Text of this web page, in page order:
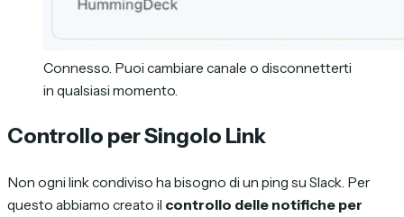
Connesso. Puoi cambiare canale o disconnetterti
in qualsiasi momento.
Controllo per Singolo Link
Non ogni link condiviso ha bisogno di un ping su Slack. Per
questo abbiamo creato il controllo delle notifiche per